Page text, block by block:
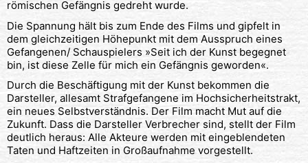
römischen Gefängnis gedreht wurde.
Die Spannung hält bis zum Ende des Films und gipfelt in
dem gleichzeitigen Höhepunkt mit dem Ausspruch eines
Gefangenen/ Schauspielers »Seit ich der Kunst begegnet
bin, ist diese Zelle für mich ein Gefängnis geworden«.
Durch die Beschäftigung mit der Kunst bekommen die
Darsteller, allesamt Strafgefangene im Hochsicherheitstrakt,
ein neues Selbstverständnis. Der Film macht Mut auf die
Zukunft. Dass die Darsteller Verbrecher sind, stellt der Film
deutlich heraus: Alle Akteure werden mit eingeblendeten
Taten und Haftzeiten in Großaufnahme vorgestellt.